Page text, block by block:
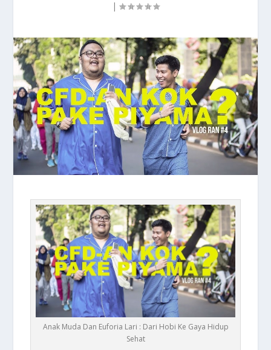
|
Anak Muda Dan Euforia Lari : Dari Hobi Ke Gaya Hidup
Sehat